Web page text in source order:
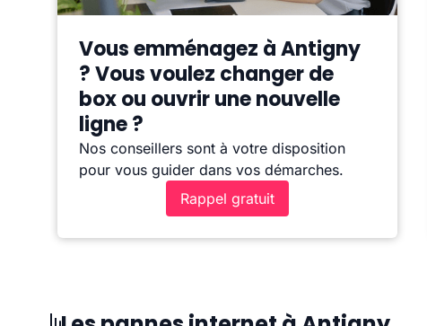
Vous emménagez à Antigny
? Vous voulez changer de
box ou ouvrir une nouvelle
ligne ?
Nos conseillers sont à votre disposition
pour vous guider dans vos démarches.
Rappel gratuit